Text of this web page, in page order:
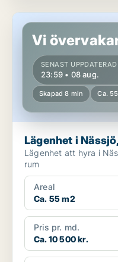
Lägenhet i Nässjö,
Vi
SENAST UPPDATERAD
23:59 • 08 aug.
Skapad 8 min Ca.
Lägenhet i
Lägenhet att hyra i Nässjö,
rum
Areal
Ca. 55 m2
Pris pr. md.
Ca. 10 500 kr.